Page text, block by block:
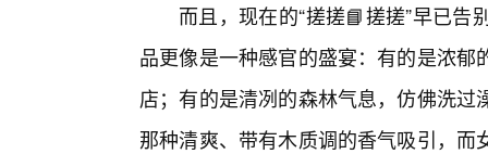
而且，现在的“搓搓📘搓搓”早已
品更像是一种感官的盛宴：有的是浓
店；有的是清冽的森林气息，仿佛洗
那种清爽、带有木质调的香气吸引，